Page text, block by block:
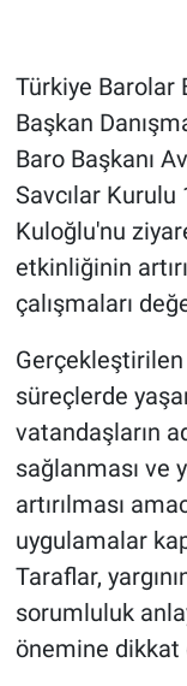
Türkiye Barolar
Başkan
Baro Başkanı
Savcılar Kurulu
Kuloğlu'nu
etkinliğinin
çalışmaları
Gerçekleştirilen
süreçlerde
vatandaşların
sağlanması ve
artırılması
uygulamalar
Taraflar,
sorumluluk
önemine dikkat
ÇEVRE
HABERDE
POLİTİKA
SPOR
MAGAZİN
Bilim,